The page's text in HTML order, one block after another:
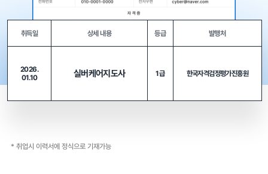
취득일
2026.
01.10
상세 내용
실버케어지도사
등급
1급
발행처
한국자격검정평가진흥원
* 취업시 이력서에 정식으로 기재가능